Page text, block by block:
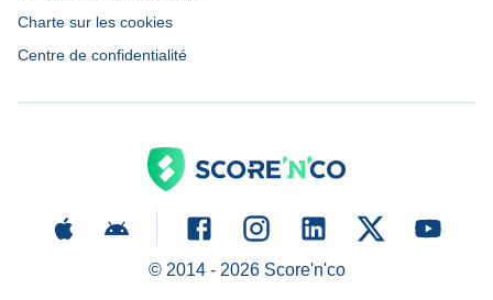
Charte sur les cookies
Centre de confidentialité
© 2014 - 2026Score'n'co